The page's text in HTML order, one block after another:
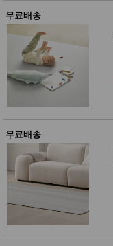
무료배송
무료배송